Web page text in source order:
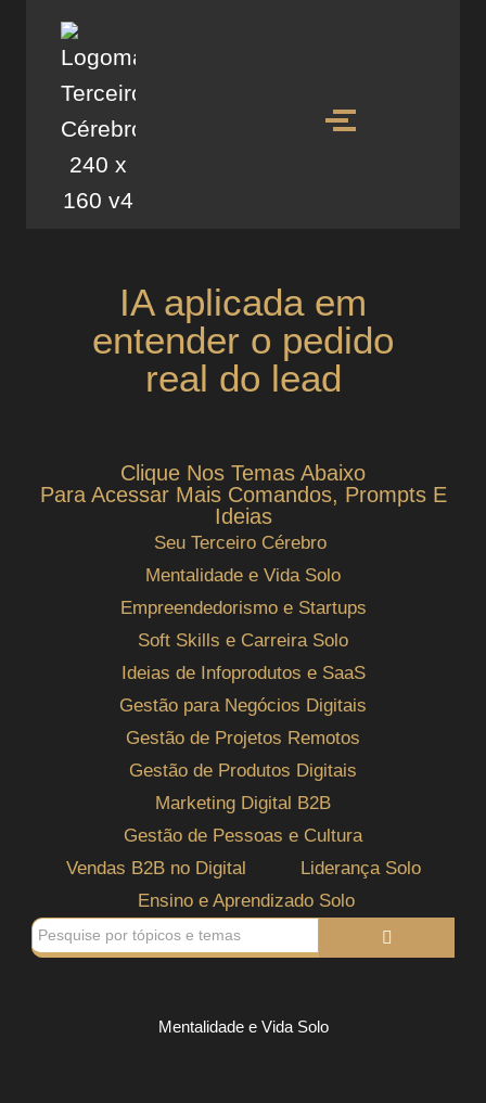
IA aplicada em
entender o pedido
real do lead
Clique Nos Temas Abaixo
Para Acessar Mais Comandos, Prompts E
Ideias
Seu Terceiro Cérebro
Mentalidade e Vida Solo
Empreendedorismo e Startups
Soft Skills e Carreira Solo
Ideias de Infoprodutos e SaaS
Gestão para Negócios Digitais
Gestão de Projetos Remotos
Gestão de Produtos Digitais
Marketing Digital B2B
Gestão de Pessoas e Cultura
Vendas B2B no Digital
Liderança Solo
Ensino e Aprendizado Solo
Mentalidade e Vida Solo